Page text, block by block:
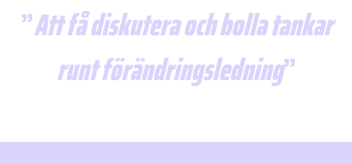
Att få diskutera och bolla tankar
runt förändringsledning